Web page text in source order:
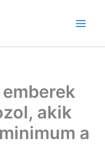
akik
a